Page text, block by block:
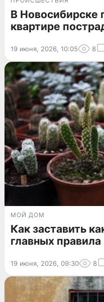
В Новосибирске
квартире
19 июня, 2026, 10:05 8
МОЙ ДОМ
Как заставить
главных правила
19 июня, 2026, 09:30 8